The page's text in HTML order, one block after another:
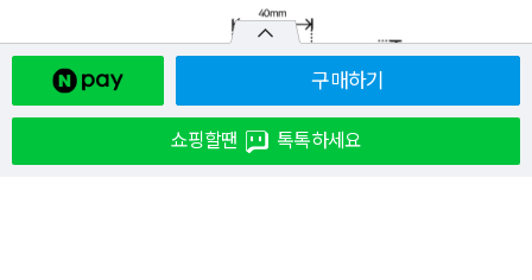
구매하기
쇼핑할땐 톡톡하세요